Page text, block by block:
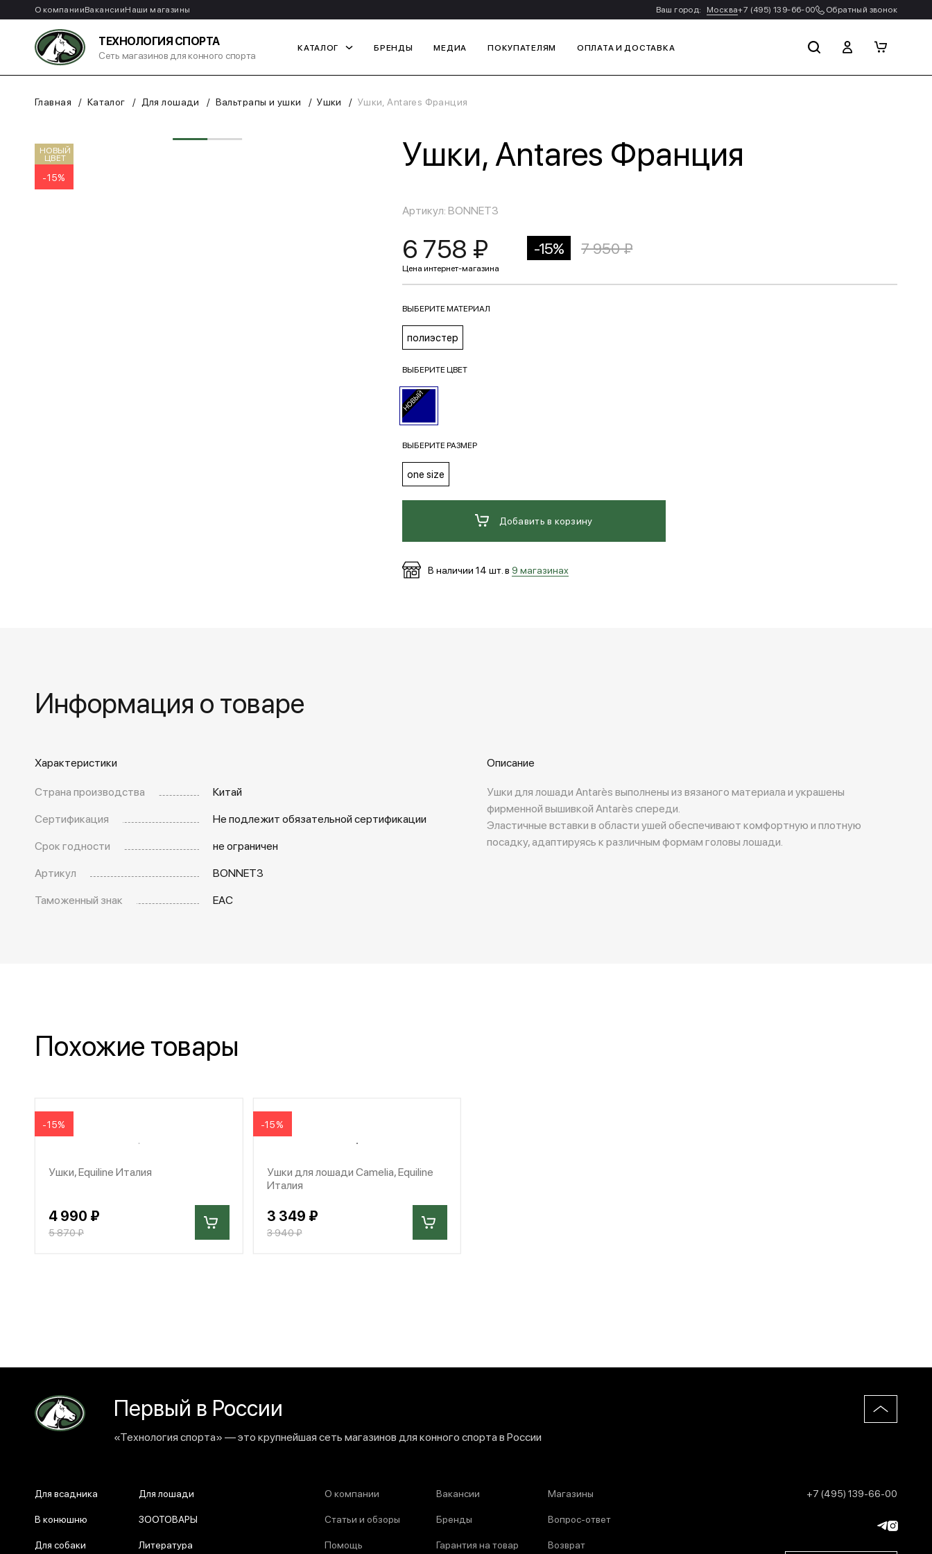
О компанииВакансииНаши магазины Ваш город: Москва+7 (495) 139-66-00 Обратный звонок
ТЕХНОЛОГИЯ СПОРТА
Сеть магазинов для конного спорта
КАТАЛОГ БРЕНДЫ МЕДИА ПОКУПАТЕЛЯМ ОПЛАТА И ДОСТАВКА
Главная Каталог Для лошади Вальтрапы и ушки Ушки Ушки, Antares Франция
НОВЫЙ
ЦВЕТ
-15%
Ушки, Antares Франция
Артикул: BONNET3
6 758 ₽ -15% 7 950 ₽
ВЫБЕРИТЕ МАТЕРИАЛ
полиэстер
ВЫБЕРИТЕ ЦВЕТ
ВЫБЕРИТЕ РАЗМЕР
one size
Добавить в корзину
В наличии 14 шт. в 9 магазинах
Информация о товаре
Характеристики
Страна производства
Китай
Сертификация
Не подлежит обязательной сертификации
Срок годности
не ограничен
Артикул
BONNET3
Таможенный знак
EAC
Описание
Ушки для лошади Antarès выполнены из вязаного материала и украшены
фирменной вышивкой Antarès спереди.
Эластичные вставки в области ушей обеспечивают комфортную и плотную
посадку, адаптируясь к различным формам головы лошади.
Похожие товары
-15%
Ушки, Equiline Италия
4 990 ₽
5 870 ₽
-15%
Ушки для лошади Camelia, Equiline
Италия
3 349 ₽
3 940 ₽
Первый в России
«Технология спорта» — это крупнейшая сеть магазинов для конного спорта в России
Для всадника Для лошади
В конюшню ЗООТОВАРЫ
Для собаки Литература
О компании Вакансии Магазины
Статьи и обзоры Бренды Вопрос-ответ
Помощь
Гарантия на товар Возврат
+7 (495) 139-66-00